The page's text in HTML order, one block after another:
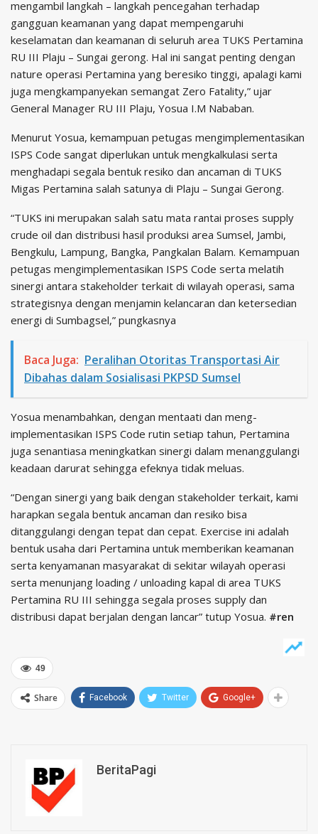
mengambil langkah – langkah pencegahan terhadap
gangguan keamanan yang dapat mempengaruhi
keselamatan dan keamanan di seluruh area TUKS Pertamina
RU III Plaju – Sungai gerong. Hal ini sangat penting dengan
nature operasi Pertamina yang beresiko tinggi, apalagi kami
juga mengkampanyekan semangat Zero Fatality,” ujar
General Manager RU III Plaju, Yosua I.M Nababan.
Menurut Yosua, kemampuan petugas mengimplementasikan
ISPS Code sangat diperlukan untuk mengkalkulasi serta
menghadapi segala bentuk resiko dan ancaman di TUKS
Migas Pertamina salah satunya di Plaju – Sungai Gerong.
“TUKS ini merupakan salah satu mata rantai proses supply
crude oil dan distribusi hasil produksi area Sumsel, Jambi,
Bengkulu, Lampung, Bangka, Pangkalan Balam. Kemampuan
petugas mengimplementasikan ISPS Code serta melatih
sinergi antara stakeholder terkait di wilayah operasi, sama
strategisnya dengan menjamin kelancaran dan ketersedian
energi di Sumbagsel,” pungkasnya
Baca Juga: Peralihan Otoritas Transportasi Air
Dibahas dalam Sosialisasi PKPSD Sumsel
Yosua menambahkan, dengan mentaati dan meng-
implementasikan ISPS Code rutin setiap tahun, Pertamina
juga senantiasa meningkatkan sinergi dalam menanggulangi
keadaan darurat sehingga efeknya tidak meluas.
“Dengan sinergi yang baik dengan stakeholder terkait, kami
harapkan segala bentuk ancaman dan resiko bisa
ditanggulangi dengan tepat dan cepat. Exercise ini adalah
bentuk usaha dari Pertamina untuk memberikan keamanan
serta kenyamanan masyarakat di sekitar wilayah operasi
serta menunjang loading / unloading kapal di area TUKS
Pertamina RU III sehingga segala proses supply dan
distribusi dapat berjalan dengan lancar” tutup Yosua. #ren
49
Share Facebook Twitter Google+
BeritaPagi